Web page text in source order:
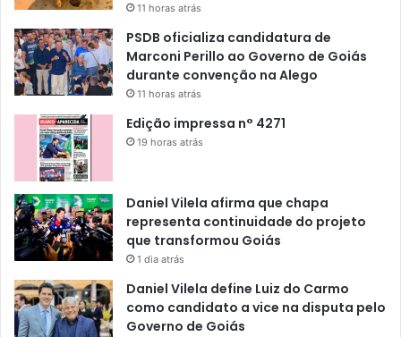
11 horas atrás
PSDB oficializa candidatura de
Marconi Perillo ao Governo de Goiás
durante convenção na Alego
11 horas atrás
Edição impressa n° 4271
19 horas atrás
Daniel Vilela afirma que chapa
representa continuidade do projeto
que transformou Goiás
1 dia atrás
Daniel Vilela define Luiz do Carmo
como candidato a vice na disputa pelo
Governo de Goiás